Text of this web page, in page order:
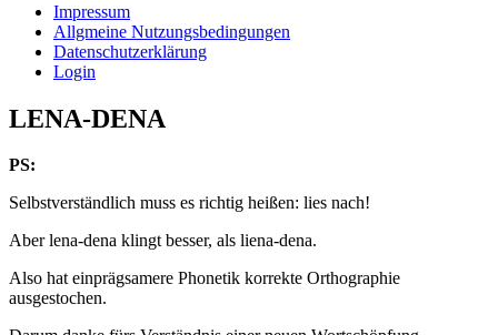
Impressum
Allgmeine Nutzungsbedingungen
Datenschutzerklärung
Login
LENA-DENA
PS:
Selbstverständlich muss es richtig heißen: lies nach!
Aber lena-dena klingt besser, als liena-dena.
Also hat einprägsamere Phonetik korrekte Orthographie
ausgestochen.